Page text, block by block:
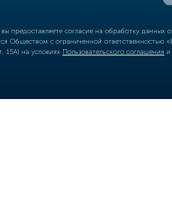
, вы предоставляете согласие на обработку
Обществом с ограниченной
15А) на условиях Пользовательского соглашения и